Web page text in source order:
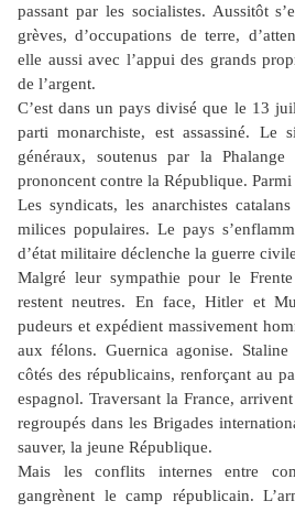
passant par les socialistes. Aussitôt
grèves, d’occupations de terre,
elle aussi avec l’appui des grands
de l’argent.
C’est dans un pays divisé que le 13
parti monarchiste, est assassiné. Le
généraux, soutenus par la
prononcent contre la République.
Les syndicats, les anarchistes
milices populaires. Le pays
d’état militaire déclenche la guerre
Malgré leur sympathie pour le
restent neutres. En face, Hitler et
pudeurs et expédient massivement
aux félons. Guernica agonise. Staline
côtés des républicains, renforçant au
espagnol. Traversant la France,
regroupés dans les Brigades
sauver, la jeune République.
Mais les conflits internes entre
gangrènent le camp républicain.